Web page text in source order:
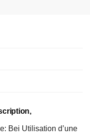
Bei Utilisation d’une